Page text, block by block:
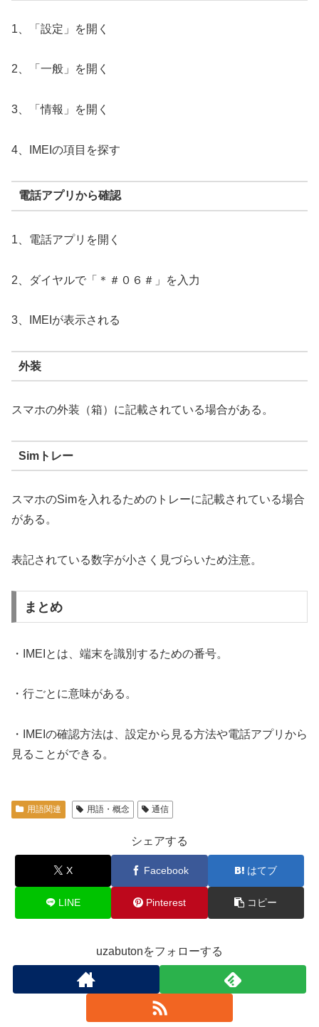
1、「設定」を開く
2、「一般」を開く
3、「情報」を開く
4、IMEIの項目を探す
電話アプリから確認
1、電話アプリを開く
2、ダイヤルで「＊＃０６＃」を入力
3、IMEIが表示される
外装
スマホの外装（箱）に記載されている場合がある。
Simトレー
スマホのSimを入れるためのトレーに記載されている場合
がある。
表記されている数字が小さく見づらいため注意。
まとめ
・IMEIとは、端末を識別するための番号。
・行ごとに意味がある。
・IMEIの確認方法は、設定から見る方法や電話アプリから
見ることができる。
用語関連 用語・概念 通信
シェアする
X Facebook はてブ
LINE Pinterest コピー
uzabutonをフォローする